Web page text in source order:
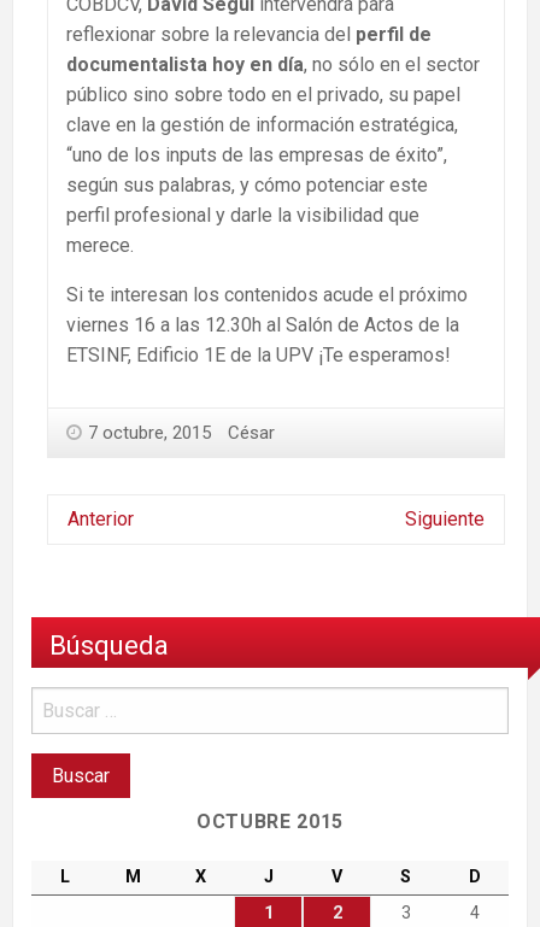
reflexionar sobre la relevancia del perfil de
documentalista hoy en día, no sólo en el sector
público sino sobre todo en el privado, su papel
clave en la gestión de información estratégica,
“uno de los inputs de las empresas de éxito”,
según sus palabras, y cómo potenciar este
perfil profesional y darle la visibilidad que
merece.
Si te interesan los contenidos acude el próximo
viernes 16 a las 12.30h al Salón de Actos de la
ETSINF, Edificio 1E de la UPV ¡Te esperamos!
7 octubre, 2015 César
Anterior Siguiente
Búsqueda
OCTUBRE 2015
L M X J V S
D
1
2 3
4